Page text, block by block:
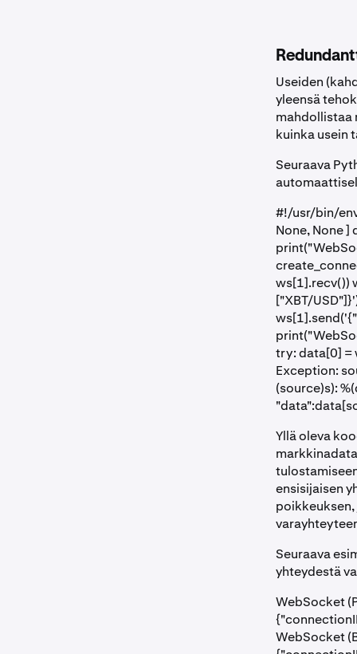
Useiden
yleensä
mahdollistaa
kuinka usein
Seuraava
#!/usr/bin/
None, None
ws[1].recv())
["XBT/
try: data[0] =
Exception:
(source)s):
Yllä oleva
ensisijaisen
Seuraava
yhteydestä
WebSocket
WebSocket